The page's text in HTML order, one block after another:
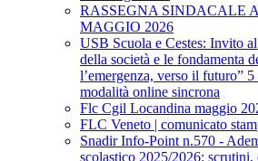
RASSEGNA SINDACALE
MAGGIO 2026
USB Scuola e Cestes: Invito
della società e le fondamenta
l’emergenza, verso il futuro”
modalità online sincrona
Flc Cgil Locandina maggio
FLC Veneto | comunicato
Snadir Info-Point n.570 -
scolastico 2025/2026: scrutini,